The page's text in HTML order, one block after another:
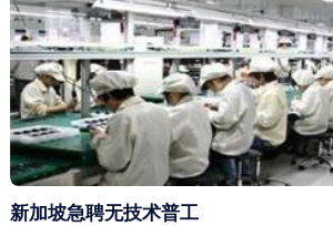
新加坡急聘无技术普工